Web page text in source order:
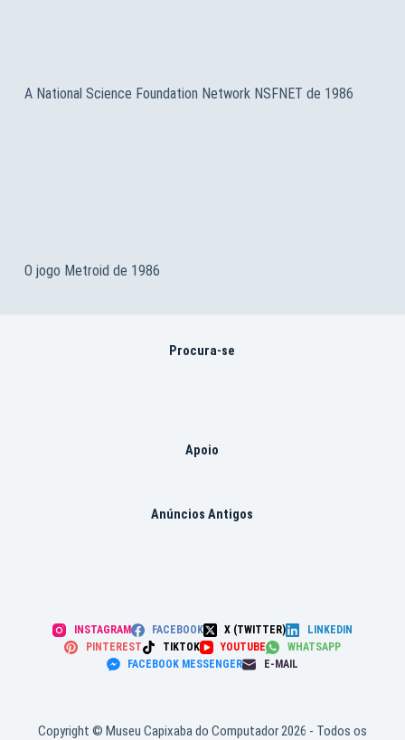
A National Science Foundation Network NSFNET de 1986
O jogo Metroid de 1986
Procura-se
Apoio
Anúncios Antigos
INSTAGRAM FACEBOOK X (TWITTER)
LINKEDIN
PINTEREST
TIKTOK YOUTUBE
WHATSAPP
FACEBOOK MESSENGER
E-MAIL
Copyright © Museu Capixaba do Computador 2026 - Todos os